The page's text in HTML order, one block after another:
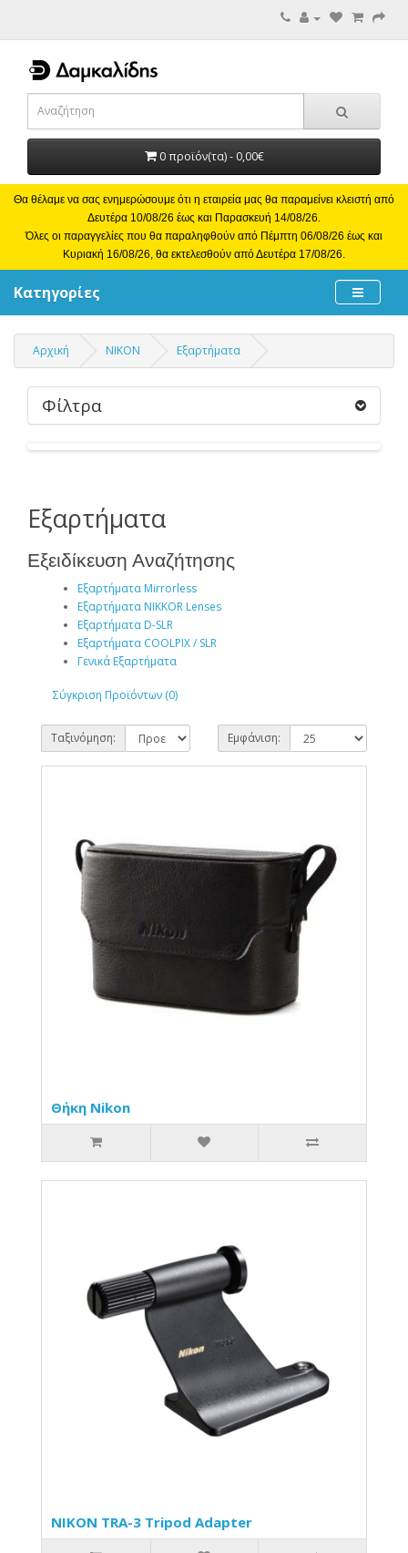
0 προϊόν(τα) - 0,00€
Θα θέλαμε να σας ενημερώσουμε ότι η εταιρεία μας θα παραμείνει κλειστή από
Δευτέρα 10/08/26 έως και Παρασκευή 14/08/26.
Όλες οι παραγγελίες που θα παραληφθούν από Πέμπτη 06/08/26 έως και
Κυριακή 16/08/26, θα εκτελεσθούν από Δευτέρα 17/08/26.
Κατηγορίες
Αρχική NIKON Εξαρτήματα
Φίλτρα
Εξαρτήματα
Εξειδίκευση Αναζήτησης
Εξαρτήματα Mirrorless
Εξαρτήματα NIKKOR Lenses
Εξαρτήματα D-SLR
Εξαρτήματα COOLPIX / SLR
Γενικά Εξαρτήματα
Σύγκριση Προϊόντων (0)
Ταξινόμηση: Εμφάνιση:
Θήκη Nikon
NIKON TRA-3 Tripod Adapter